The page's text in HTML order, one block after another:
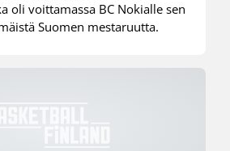
oli voittamassa BC Nokialle sen
Suomen mestaruutta.